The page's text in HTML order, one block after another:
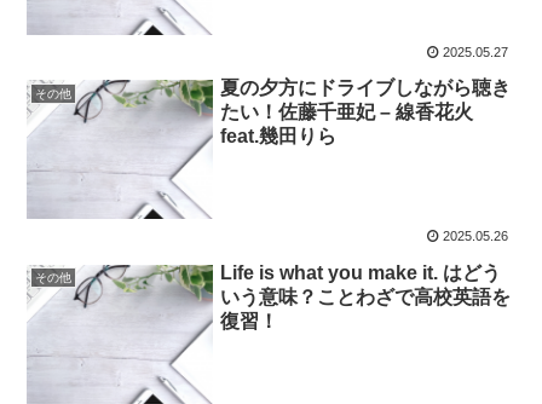
2025.05.27
その他
夏の夕方にドライブしながら聴き
たい！佐藤千亜妃 – 線香花火
feat.幾田りら
2025.05.26
その他
Life is what you make it. はどう
いう意味？ことわざで高校英語を
復習！